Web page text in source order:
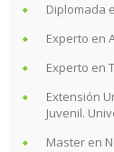
Diplomada
Experto en
Experto en
Extensión
Juvenil.
Master en